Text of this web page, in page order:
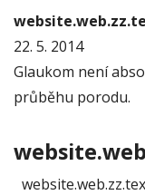
22. 5. 2014
Glaukom není
průběhu porodu.